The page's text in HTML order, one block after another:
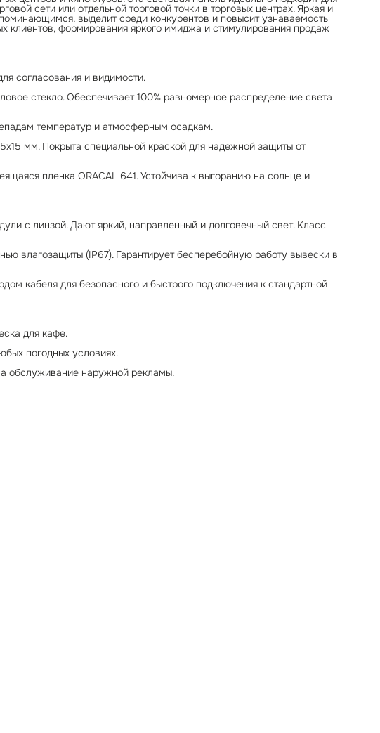
снег.
\* Подключение: Короб оснащен готовым выводом кабеля для
безопасного и быстрого подключения к стандартной сети 220
условиях.
наружной рекламы.
сети или отдельной торговой точки в торговых центрах. Яркая и
выделит среди конкурентов и повысит узнаваемость
клиентов, формирования яркого имиджа и стимулирования продаж
согласования и видимости.
стекло. Обеспечивает 100% равномерное распределение света
температур и атмосферным осадкам.
мм. Покрыта специальной краской для надежной защиты от
пленка ORACAL 641. Устойчива к выгоранию на солнце и
с линзой. Дают яркий, направленный и долговечный свет. Класс
влагозащиты (IP67). Гарантирует бесперебойную работу вывески в
кабеля для безопасного и быстрого подключения к стандартной
для кафе.
погодных условиях.
обслуживание наружной рекламы.